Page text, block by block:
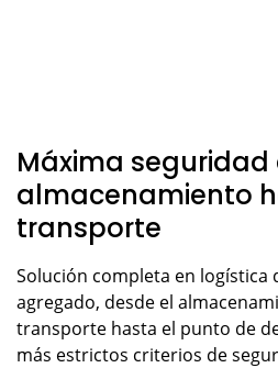
Máxima seguridad
almacenamiento
transporte
Solución completa en logística
agregado, desde el
transporte hasta el punto de
más estrictos criterios de